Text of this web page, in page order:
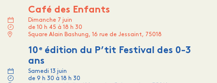
Café des Enfants
Dimanche 7 juin
de 10 h 45 à 18 h 30
Square Alain Bashung, 16 rue de Jessaint, 75018
10 eédition du P’tit Festival des 0-3
ans
Samedi 13 juin
de 9 h 30 à 18 h 30